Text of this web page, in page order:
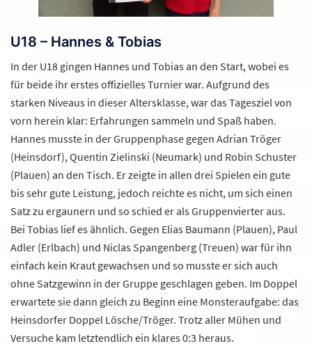
U18 – Hannes & Tobias
In der U18 gingen Hannes und Tobias an den Start, wobei es
für beide ihr erstes offizielles Turnier war. Aufgrund des
starken Niveaus in dieser Altersklasse, war das Tagesziel von
vorn herein klar: Erfahrungen sammeln und Spaß haben.
Hannes musste in der Gruppenphase gegen Adrian Tröger
(Heinsdorf), Quentin Zielinski (Neumark) und Robin Schuster
(Plauen) an den Tisch. Er zeigte in allen drei Spielen ein gute
bis sehr gute Leistung, jedoch reichte es nicht, um sich einen
Satz zu ergaunern und so schied er als Gruppenvierter aus.
Bei Tobias lief es ähnlich. Gegen Elias Baumann (Plauen), Paul
Adler (Erlbach) und Niclas Spangenberg (Treuen) war für ihn
einfach kein Kraut gewachsen und so musste er sich auch
ohne Satzgewinn in der Gruppe geschlagen geben. Im Doppel
erwartete sie dann gleich zu Beginn eine Monsteraufgabe: das
Heinsdorfer Doppel Lösche/Tröger. Trotz aller Mühen und
Versuche kam letztendlich ein klares 0:3 heraus.